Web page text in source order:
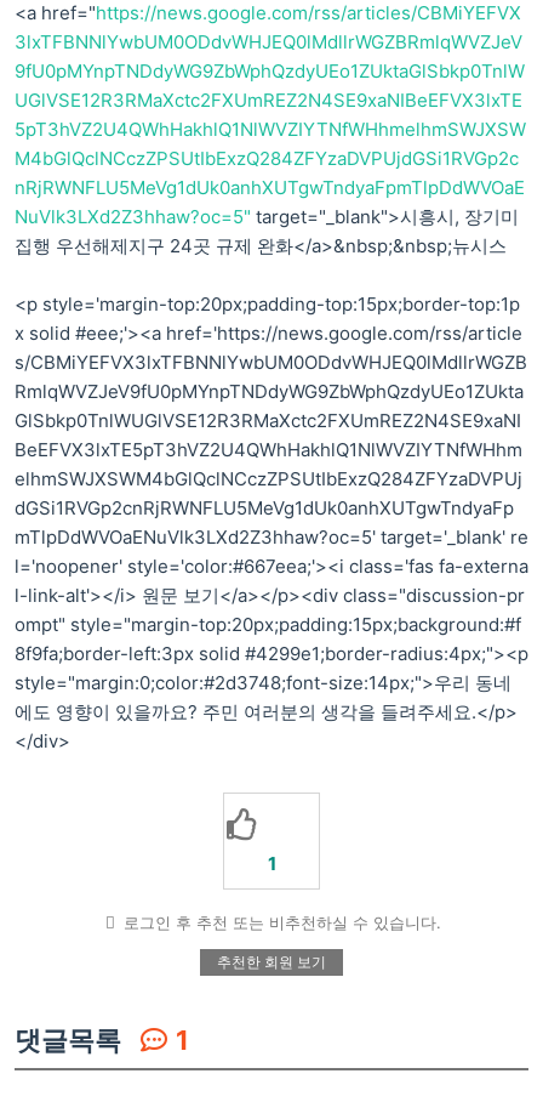
<a href="https://news.google.com/rss/articles/CBMiYEFVX
3lxTFBNNlYwbUM0ODdvWHJEQ0lMdllrWGZBRmlqWVZJeV
9fU0pMYnpTNDdyWG9ZbWphQzdyUEo1ZUktaGlSbkp0TnlW
UGlVSE12R3RMaXctc2FXUmREZ2N4SE9xaNIBeEFVX3lxTE
5pT3hVZ2U4QWhHakhlQ1NlWVZIYTNfWHhmelhmSWJXSW
M4bGlQclNCczZPSUtIbExzQ284ZFYzaDVPUjdGSi1RVGp2c
nRjRWNFLU5MeVg1dUk0anhXUTgwTndyaFpmTlpDdWVOaE
NuVlk3LXd2Z3hhaw?oc=5" target="_blank">시흥시, 장기미
집행 우선해제지구 24곳 규제 완화</a>&nbsp;&nbsp;뉴시스
<p style='margin-top:20px;padding-top:15px;border-top:1p
x solid #eee;'><a href='https://news.google.com/rss/article
s/CBMiYEFVX3lxTFBNNlYwbUM0ODdvWHJEQ0lMdllrWGZB
RmlqWVZJeV9fU0pMYnpTNDdyWG9ZbWphQzdyUEo1ZUkta
GlSbkp0TnlWUGlVSE12R3RMaXctc2FXUmREZ2N4SE9xaNI
BeEFVX3lxTE5pT3hVZ2U4QWhHakhlQ1NlWVZIYTNfWHhm
elhmSWJXSWM4bGlQclNCczZPSUtIbExzQ284ZFYzaDVPUj
dGSi1RVGp2cnRjRWNFLU5MeVg1dUk0anhXUTgwTndyaFp
mTlpDdWVOaENuVlk3LXd2Z3hhaw?oc=5' target='_blank' re
l='noopener' style='color:#667eea;'><i class='fas fa-externa
l-link-alt'></i> 원문 보기</a></p><div class="discussion-pr
ompt" style="margin-top:20px;padding:15px;background:#f
8f9fa;border-left:3px solid #4299e1;border-radius:4px;"><p
style="margin:0;color:#2d3748;font-size:14px;">우리 동네
에도 영향이 있을까요? 주민 여러분의 생각을 들려주세요.</p>
</div>
1
로그인 후 추천 또는 비추천하실 수 있습니다.
추천한 회원 보기
댓글목록 1